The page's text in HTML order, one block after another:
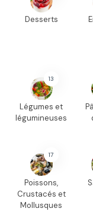
Desserts
13
Légumes et
légumineuses
17
Poissons,
Crustacés et
Mollusques